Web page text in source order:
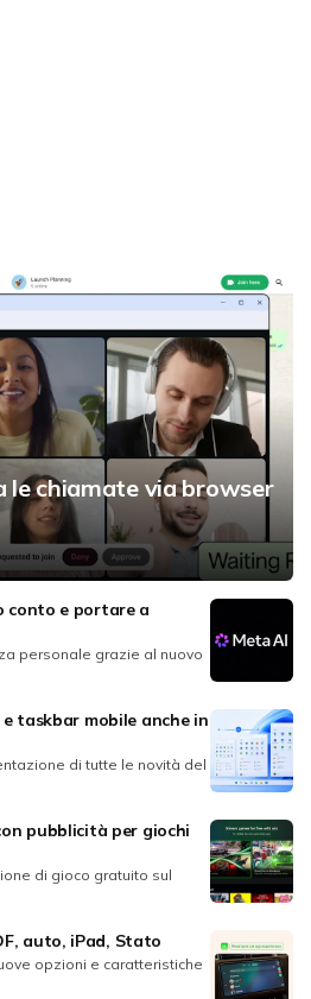
chiamate via browser
conto e portare a
personale grazie al nuovo
taskbar mobile anche in
di tutte le novità del
pubblicità per giochi
di gioco gratuito sul
auto, iPad, Stato
opzioni e caratteristiche